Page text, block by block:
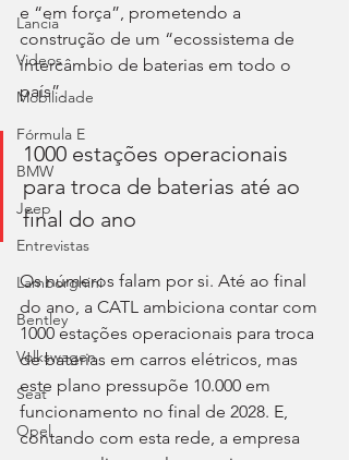
Lancia
Videos
Mobilidade
Fórmula E
BMW
Jeep
Entrevistas
Lamborghini
Bentley
Volkswagen
Seat
Opel
e “em força”, prometendo a
construção de um “ecossistema de
intercâmbio de baterias em todo o
país”.
1000 estações operacionais
para troca de baterias até ao
final do ano
Os números falam por si. Até ao final
do ano, a CATL ambiciona contar com
1000 estações operacionais para troca
de baterias em carros elétricos, mas
este plano pressupõe 10.000 em
funcionamento no final de 2028. E,
contando com esta rede, a empresa